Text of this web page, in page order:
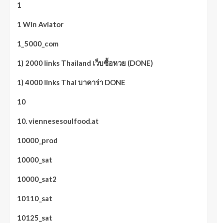
1
1 Win Aviator
1_5000_com
1) 2000 links Thailand เว็บซื้อหวย (DONE)
1) 4000 links Thai บาคาร่า DONE
10
10. viennesesoulfood.at
10000_prod
10000_sat
10000_sat2
10110_sat
10125_sat